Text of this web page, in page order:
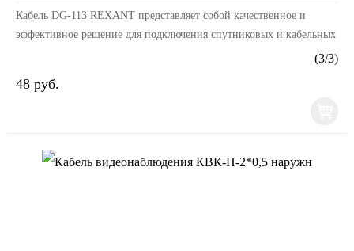
Кабель DG-113 REXANT представляет собой качественное и
эффективное решение для подключения спутниковых и кабельных
(3/3)
48 руб.